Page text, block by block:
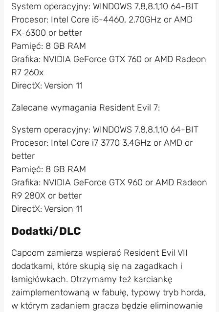
System operacyjny: WINDOWS 7,8,8.1,10 64-BIT
Procesor: Intel Core i5-4460, 2.70GHz or AMD
FX-6300 or better
Pamięć: 8 GB RAM
Grafika: NVIDIA GeForce GTX 760 or AMD Radeon
R7 260x
DirectX: Version 11
Zalecane wymagania Resident Evil 7:
System operacyjny: WINDOWS 7,8,8.1,10 64-BIT
Procesor: Intel Core i7 3770 3.4GHz or AMD or
better
Pamięć: 8 GB RAM
Grafika: NVIDIA GeForce GTX 960 or AMD Radeon
R9 280X or better
DirectX: Version 11
Dodatki/DLC
Capcom zamierza wspierać Resident Evil VII
dodatkami, które skupią się na zagadkach i
łamigłówkach. Otrzymamy też karciankę
zaimplementowaną w fabułę, typowy tryb horda,
w którym zadaniem gracza będzie eliminowanie